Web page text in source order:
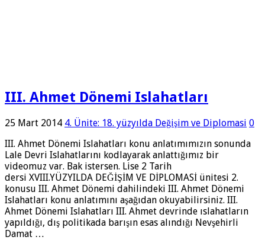
III. Ahmet Dönemi Islahatları
25 Mart 2014 4. Ünite: 18. yüzyılda Değişim ve Diplomasi 0
III. Ahmet Dönemi Islahatları konu anlatımımızın sonunda
Lale Devri Islahatlarını kodlayarak anlattığımız bir
videomuz var. Bak istersen. Lise 2 Tarih
dersi XVIII.YÜZYILDA DEĞİŞİM VE DİPLOMASİ ünitesi 2.
konusu III. Ahmet Dönemi dahilindeki III. Ahmet Dönemi
Islahatları konu anlatımını aşağıdan okuyabilirsiniz. III.
Ahmet Dönemi Islahatları III. Ahmet devrinde ıslahatların
yapıldığı, dış politikada barışın esas alındığı Nevşehirli
Damat …